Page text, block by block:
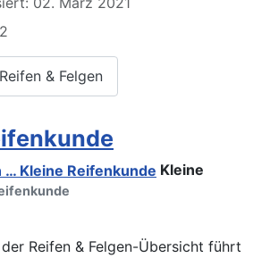
& Felgen
Kleine
Reifen & Felgen-Übersicht führt